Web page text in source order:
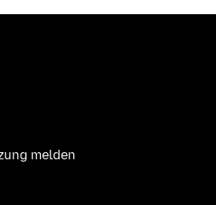
melden